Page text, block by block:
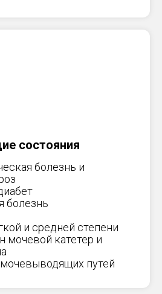
состояния
болезнь и
болезнь
и средней степени
мочевой катетер и
путей